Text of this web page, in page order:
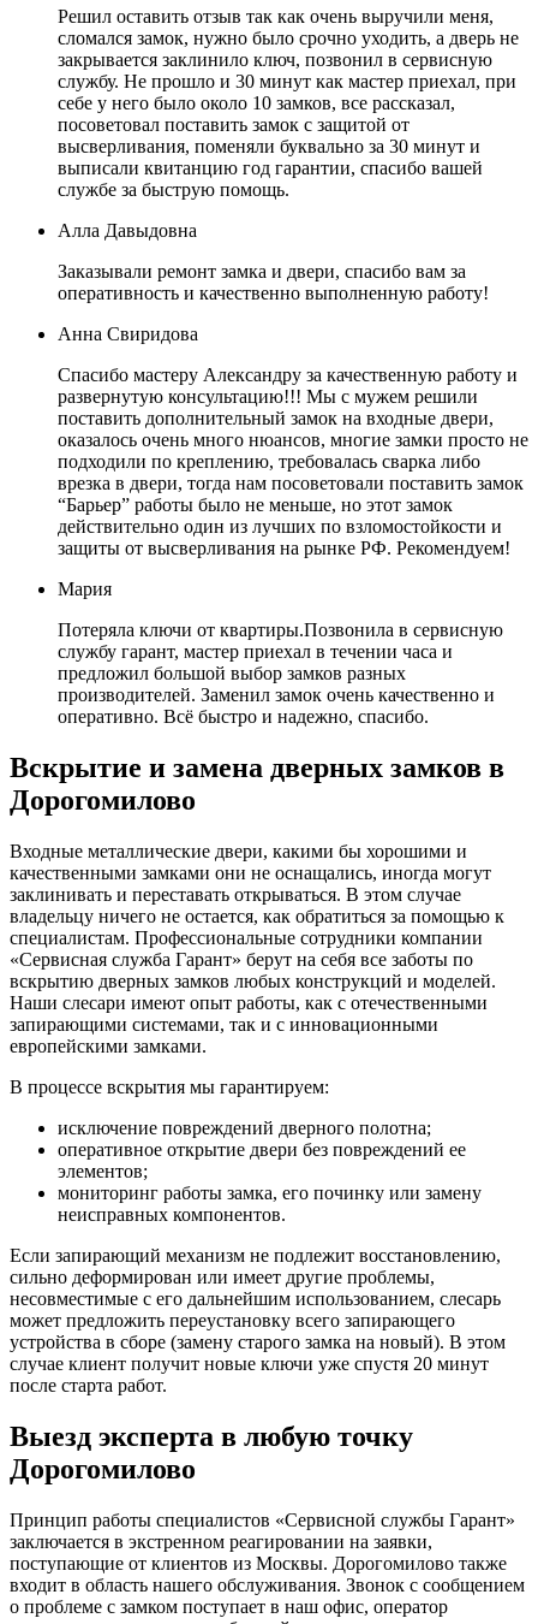
Решил оставить отзыв так как очень выручили меня,
сломался замок, нужно было срочно уходить, а дверь не
закрывается заклинило ключ, позвонил в сервисную
службу. Не прошло и 30 минут как мастер приехал, при
себе у него было около 10 замков, все рассказал,
посоветовал поставить замок с защитой от
высверливания, поменяли буквально за 30 минут и
выписали квитанцию год гарантии, спасибо вашей
службе за быструю помощь.
Алла Давыдовна
Заказывали ремонт замка и двери, спасибо вам за
оперативность и качественно выполненную работу!
Анна Свиридова
Спасибо мастеру Александру за качественную работу и
развернутую консультацию!!! Мы с мужем решили
поставить дополнительный замок на входные двери,
оказалось очень много нюансов, многие замки просто не
подходили по креплению, требовалась сварка либо
врезка в двери, тогда нам посоветовали поставить замок
“Барьер” работы было не меньше, но этот замок
действительно один из лучших по взломостойкости и
защиты от высверливания на рынке РФ. Рекомендуем!
Мария
Потеряла ключи от квартиры.Позвонила в сервисную
службу гарант, мастер приехал в течении часа и
предложил большой выбор замков разных
производителей. Заменил замок очень качественно и
оперативно. Всё быстро и надежно, спасибо.
Вскрытие и замена дверных замков в
Дорогомилово
Входные металлические двери, какими бы хорошими и
качественными замками они не оснащались, иногда могут
заклинивать и переставать открываться. В этом случае
владельцу ничего не остается, как обратиться за помощью к
специалистам. Профессиональные сотрудники компании
«Сервисная служба Гарант» берут на себя все заботы по
вскрытию дверных замков любых конструкций и моделей.
Наши слесари имеют опыт работы, как с отечественными
запирающими системами, так и с инновационными
европейскими замками.
В процессе вскрытия мы гарантируем:
исключение повреждений дверного полотна;
оперативное открытие двери без повреждений ее
элементов;
мониторинг работы замка, его починку или замену
неисправных компонентов.
Если запирающий механизм не подлежит восстановлению,
сильно деформирован или имеет другие проблемы,
несовместимые с его дальнейшим использованием, слесарь
может предложить переустановку всего запирающего
устройства в сборе (замену старого замка на новый). В этом
случае клиент получит новые ключи уже спустя 20 минут
после старта работ.
Выезд эксперта в любую точку
Дорогомилово
Принцип работы специалистов «Сервисной службы Гарант»
заключается в экстренном реагировании на заявки,
поступающие от клиентов из Москвы. Дорогомилово также
входит в область нашего обслуживания. Звонок с сообщением
о проблеме с замком поступает в наш офис, оператор